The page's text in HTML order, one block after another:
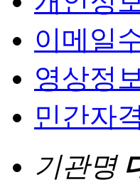
이메일
영상정
민간자
기관명